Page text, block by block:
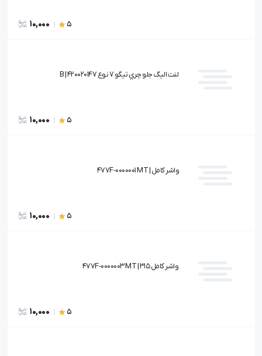
5
10,000
لنت اليگ جلو چري تيگو 7 نوع B | 420020147
5
10,000
واشر كامل | 477F-0000001 MT
5
10,000
واشر كامل 315 | 477F-0000003 MT
5
10,000